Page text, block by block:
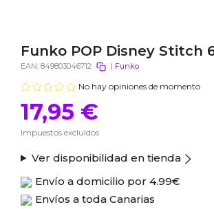
Funko POP Disney Stitch
EAN: 849803046712 | Funko
No hay opiniones de momento
17,95 €
Impuestos excluidos
Ver disponibilidad en tienda
Envío a domicilio por 4.99€
Envíos a toda Canarias